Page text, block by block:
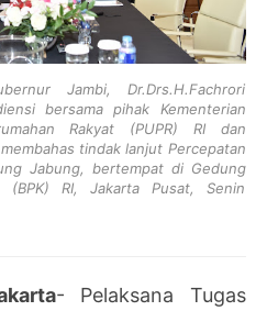
Jambi, Dr.Drs.H.Fachrori
bersama pihak Kementerian
Rakyat (PUPR) RI dan
tindak lanjut Percepatan
Jabung, bertempat di Gedung
(BPK) RI, Jakarta Pusat, Senin
- Pelaksana Tugas